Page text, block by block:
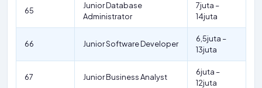
65
Junior Database
Administrator
7juta –
14juta
66 Junior Software Developer
6,5juta –
13juta
67 Junior Business Analyst
6juta –
12juta